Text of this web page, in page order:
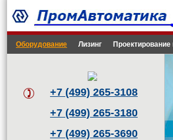
Оборудование Лизинг
+7 (499) 265-3108
+7 (499) 265-3180
+7 (499) 265-3690